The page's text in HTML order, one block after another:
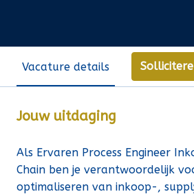
Vacature details
Jouw uitdaging
Als Ervaren Process Engineer
Chain ben je verantwoordelijk
optimaliseren van inkoop-,